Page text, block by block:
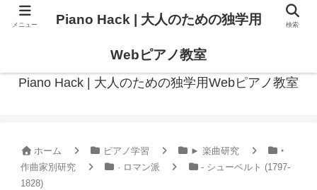
Piano Hack | 大人のための独学用Webピアノ教室
ホーム ピアノ学習 ► 楽曲研究
‣
作曲家別研究
· ロマン派
- シューベルト (1797-
1828)
メニュー Piano Hack | 大人のための独学用
Webピアノ教室
検索